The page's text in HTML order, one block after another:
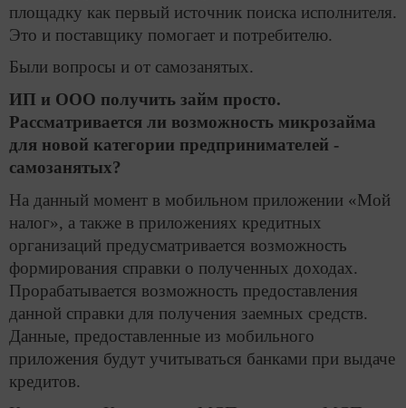
площадку как первый источник поиска исполнителя.
Это и поставщику помогает и потребителю.
Были вопросы и от самозанятых.
ИП и ООО получить займ просто.
Рассматривается ли возможность микрозайма
для новой категории предпринимателей -
самозанятых?
На данный момент в мобильном приложении «Мой
налог», а также в приложениях кредитных
организаций предусматривается возможность
формирования справки о полученных доходах.
Прорабатывается возможность предоставления
данной справки для получения заемных средств.
Данные, предоставленные из мобильного
приложения будут учитываться банками при выдаче
кредитов.